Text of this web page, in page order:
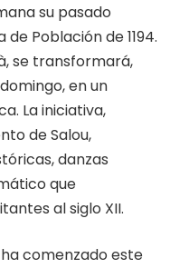
su pasado
Población de 1194.
se transformará,
en un
La iniciativa,
de Salou,
danzas
que
al siglo XII.
comenzado este